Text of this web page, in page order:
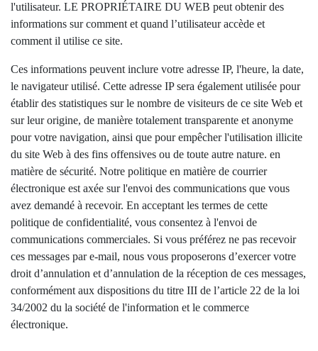
l'utilisateur. LE PROPRIÉTAIRE DU WEB peut obtenir des
informations sur comment et quand l’utilisateur accède et
comment il utilise ce site.
Ces informations peuvent inclure votre adresse IP, l'heure, la date,
le navigateur utilisé. Cette adresse IP sera également utilisée pour
établir des statistiques sur le nombre de visiteurs de ce site Web et
sur leur origine, de manière totalement transparente et anonyme
pour votre navigation, ainsi que pour empêcher l'utilisation illicite
du site Web à des fins offensives ou de toute autre nature. en
matière de sécurité. Notre politique en matière de courrier
électronique est axée sur l'envoi des communications que vous
avez demandé à recevoir. En acceptant les termes de cette
politique de confidentialité, vous consentez à l'envoi de
communications commerciales. Si vous préférez ne pas recevoir
ces messages par e-mail, nous vous proposerons d’exercer votre
droit d’annulation et d’annulation de la réception de ces messages,
conformément aux dispositions du titre III de l’article 22 de la loi
34/2002 du la société de l'information et le commerce
électronique.